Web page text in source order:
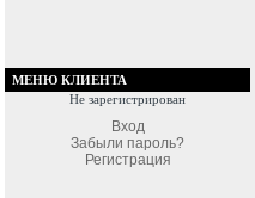
МЕНЮ КЛИЕНТА
Не зарегистрирован
Вход
Забыли пароль?
Регистрация